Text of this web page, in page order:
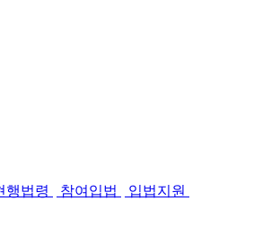
행법령 참여입법
입법지원